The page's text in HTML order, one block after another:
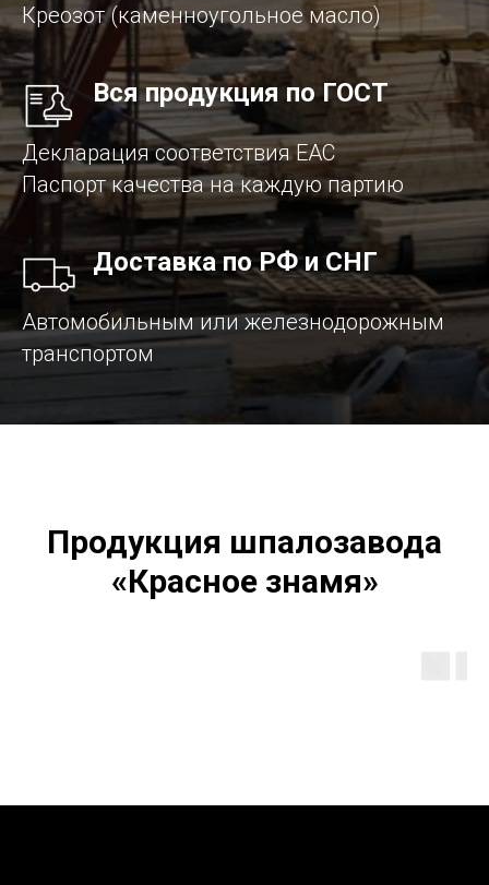
Креозот (каменноугольное масло)
Вся продукция по ГОСТ
Декларация соответствия EAC
Паспорт качества на каждую партию
Доставка по РФ и СНГ
Автомобильным или железнодорожным
транспортом
Продукция шпалозавода
«Красное знамя»